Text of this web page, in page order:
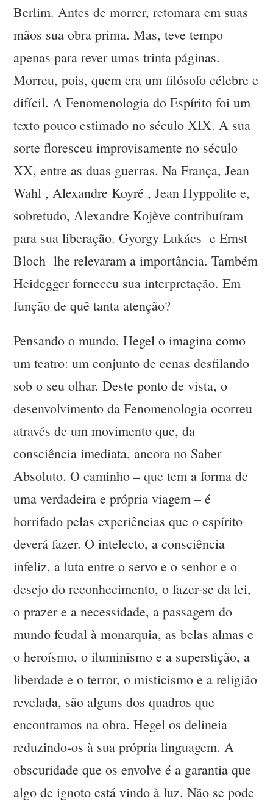
Berlim. Antes de morrer, retomara em suas
mãos sua obra prima. Mas, teve tempo
apenas para rever umas trinta páginas.
Morreu, pois, quem era um filósofo célebre e
difícil. A Fenomenologia do Espírito foi um
texto pouco estimado no século XIX. A sua
sorte floresceu improvisamente no século
XX, entre as duas guerras. Na França, Jean
Wahl , Alexandre Koyré , Jean Hyppolite e,
sobretudo, Alexandre Kojève contribuíram
para sua liberação. Gyorgy Lukács e Ernst
Bloch lhe relevaram a importância. Também
Heidegger forneceu sua interpretação. Em
função de quê tanta atenção?
Pensando o mundo, Hegel o imagina como
um teatro: um conjunto de cenas desfilando
sob o seu olhar. Deste ponto de vista, o
desenvolvimento da Fenomenologia ocorreu
através de um movimento que, da
consciência imediata, ancora no Saber
Absoluto. O caminho – que tem a forma de
uma verdadeira e própria viagem – é
borrifado pelas experiências que o espírito
deverá fazer. O intelecto, a consciência
infeliz, a luta entre o servo e o senhor e o
desejo do reconhecimento, o fazer-se da lei,
o prazer e a necessidade, a passagem do
mundo feudal à monarquia, as belas almas e
o heroísmo, o iluminismo e a superstição, a
liberdade e o terror, o misticismo e a religião
revelada, são alguns dos quadros que
encontramos na obra. Hegel os delineia
reduzindo-os à sua própria linguagem. A
obscuridade que os envolve é a garantia que
algo de ignoto está vindo à luz. Não se pode